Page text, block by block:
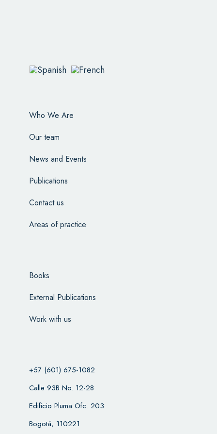
Who We Are
Our team
News and Events
Publications
Contact us
Areas of practice
Books
External Publications
Work with us
+57 (601) 675-1082
Calle 93B No. 12-28
Edificio Pluma Ofc. 203
Bogotá, 110221